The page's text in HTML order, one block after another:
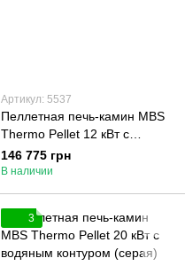
Артикул: 5537
Пеллетная печь-камин MBS
Thermo Pellet 12 кВт с
водяным контуром
(бежевая)
146 775 грн
В наличии
3